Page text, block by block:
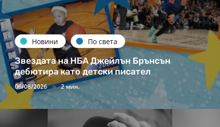
Новини По света
Звездата на НБА Джейлън Брънсън
дебютира като детски писател
06/08/2026 2 мин.